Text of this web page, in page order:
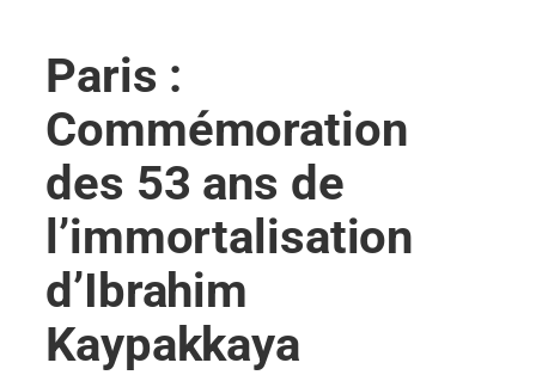
e
Paris :
Commémoration
des 53 ans de
l’immortalisation
d’Ibrahim
Kaypakkaya